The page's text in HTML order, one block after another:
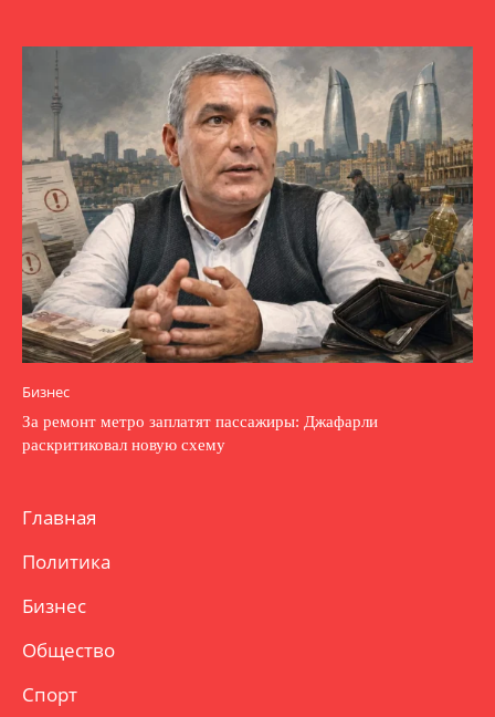
Бизнес
За ремонт метро заплатят пассажиры: Джафарли
раскритиковал новую схему
Главная
Политика
Бизнес
Общество
Спорт